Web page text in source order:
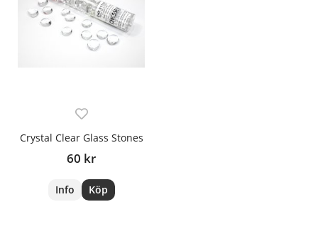
Crystal Clear Glass Stones
60 kr
Info Köp